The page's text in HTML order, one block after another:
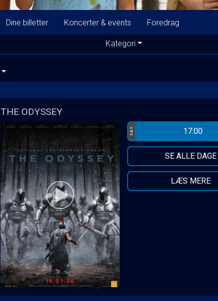
Dine billetter Koncerter & events Foredrag
Kategori
THE ODYSSEY
Sal 2 17:00
SE ALLE DAGE
LÆS MERE